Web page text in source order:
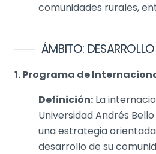
comunidades rurales,
ÁMBITO:
1. Programa de
Definición: La
Universidad Andrés
una estrategia
desarrollo de su